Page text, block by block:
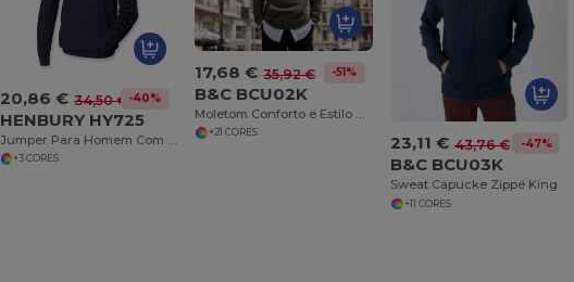
20,86 € 34,50 € -40%
HENBURY HY725
+3 CORES
17,68 € 35,92 € -51%
B&C BCU02K
+21 CORES
23,11 € 43,76 € -47%
B&C BCU03K
Sweat Capucke Zippé King
+11 CORES